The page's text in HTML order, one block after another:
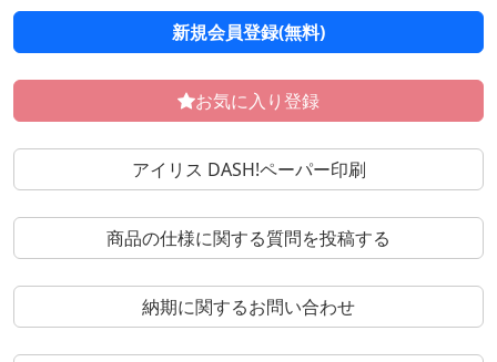
新規会員登録(無料)
お気に入り登録
アイリス DASH!ペーパー印刷
商品の仕様に関する質問を投稿する
納期に関するお問い合わせ